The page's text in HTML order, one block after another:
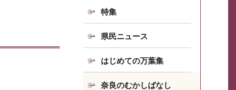
特集
県民ニュース
はじめての万葉集
奈良のむかしばなし